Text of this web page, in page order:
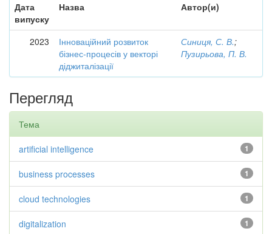
Дата
випуску
Назва Автор(и)
2023
Інноваційний розвиток
бізнес-процесів у векторі
діджиталізації
Синиця, С. В.;
Пузирьова, П. В.
Перегляд
Тема
1
artificial intelligence
1
business processes
1
cloud technologies
1
digitalization